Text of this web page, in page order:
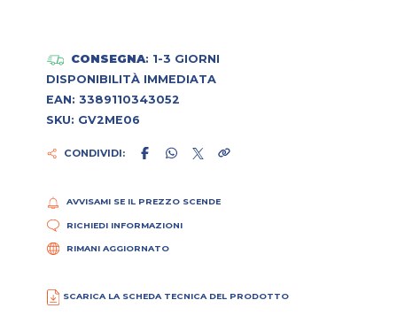
CONSEGNA: 1-3 GIORNI
DISPONIBILITÀ IMMEDIATA
EAN: 3389110343052
SKU: GV2ME06
CONDIVIDI:
AVVISAMI SE IL PREZZO SCENDE
RICHIEDI INFORMAZIONI
RIMANI AGGIORNATO
SCARICA LA SCHEDA TECNICA DEL PRODOTTO